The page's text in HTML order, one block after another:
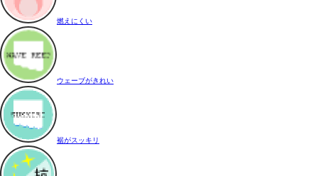
燃えにくい
ウェーブがきれい
裾がスッキリ